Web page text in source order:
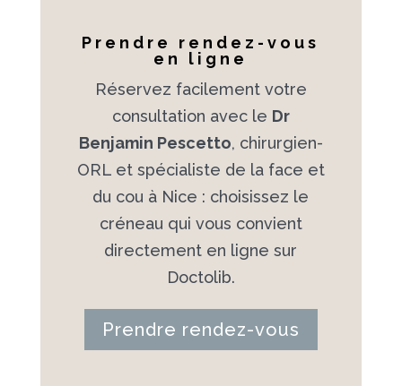
Prendre rendez-vous
en ligne
Réservez facilement votre
consultation avec le Dr
Benjamin Pescetto, chirurgien-
ORL et spécialiste de la face et
du cou à Nice : choisissez le
créneau qui vous convient
directement en ligne sur
Doctolib.
Prendre rendez-vous